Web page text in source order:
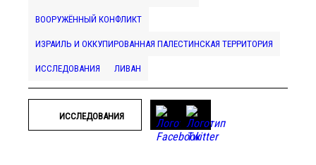
ВООРУЖЁННЫЙ КОНФЛИКТ
ИЗРАИЛЬ И ОККУПИРОВАННАЯ ПАЛЕСТИНСКАЯ ТЕРРИТОРИЯ
ИССЛЕДОВАНИЯ ЛИВАН
ИССЛЕДОВАНИЯ